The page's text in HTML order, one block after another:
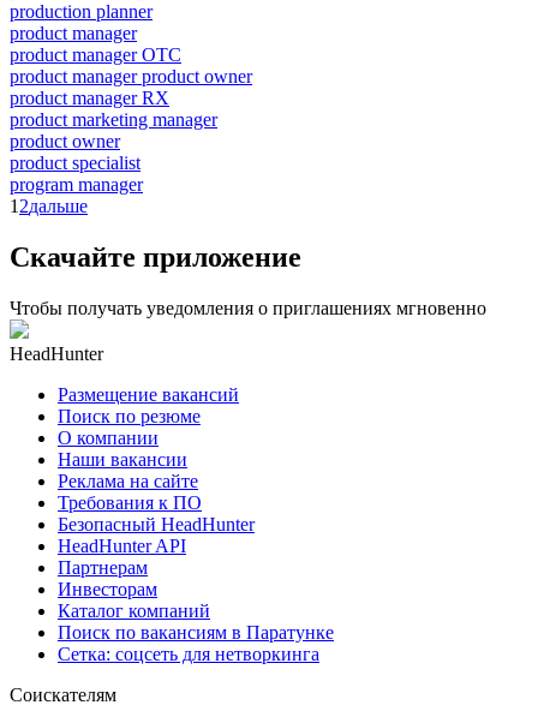
production planner
product manager
product manager OTC
product manager product owner
product manager RX
product marketing manager
product owner
product specialist
program manager
1 2дальше
Скачайте приложение
Чтобы получать уведомления о приглашениях мгновенно
HeadHunter
Размещение вакансий
Поиск по резюме
О компании
Наши вакансии
Реклама на сайте
Требования к ПО
Безопасный HeadHunter
HeadHunter API
Партнерам
Инвесторам
Каталог компаний
Поиск по вакансиям в Паратунке
Сетка: соцсеть для нетворкинга
Соискателям